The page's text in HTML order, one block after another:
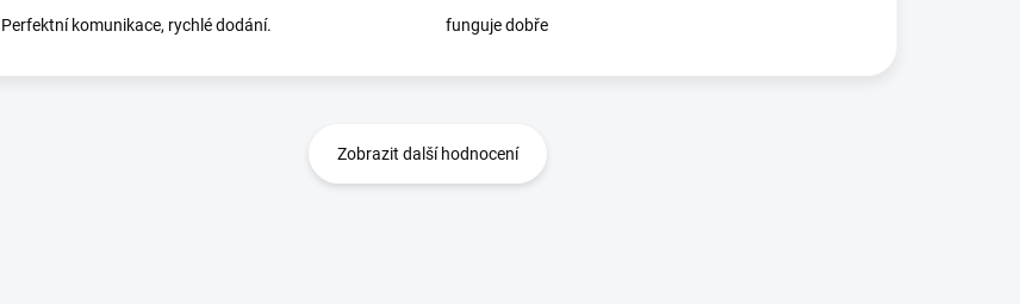
Perfektní komunikace, rychlé dodání. funguje dobře
Zobrazit další hodnocení